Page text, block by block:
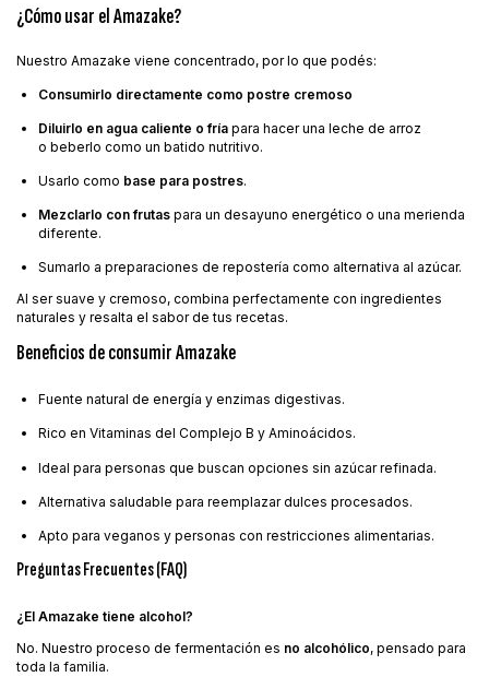
¿Cómo usar el Amazake?
Nuestro Amazake viene concentrado, por lo que podés:
Consumirlo directamente como postre cremoso
Diluirlo en agua caliente o fría para hacer una leche de arroz
o beberlo como un batido nutritivo.
Usarlo como base para postres.
Mezclarlo con frutas para un desayuno energético o una merienda
diferente.
Sumarlo a preparaciones de repostería como alternativa al azúcar.
Al ser suave y cremoso, combina perfectamente con ingredientes
naturales y resalta el sabor de tus recetas.
Beneficios de consumir Amazake
Fuente natural de energía y enzimas digestivas.
Rico en Vitaminas del Complejo B y Aminoácidos.
Ideal para personas que buscan opciones sin azúcar refinada.
Alternativa saludable para reemplazar dulces procesados.
Apto para veganos y personas con restricciones alimentarias.
Preguntas Frecuentes (FAQ)
¿El Amazake tiene alcohol?
No. Nuestro proceso de fermentación es no alcohólico, pensado para
toda la familia.